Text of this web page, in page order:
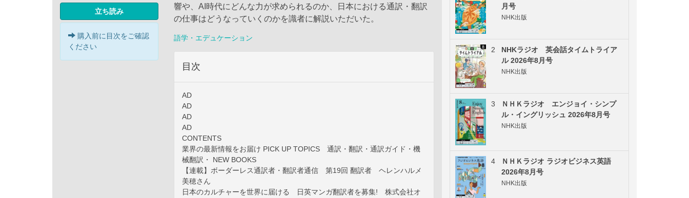
立ち読み
購入前に目次をご確認
ください
響や、AI時代にどんな力が求められるのか、日本における通訳・翻訳
の仕事はどうなっていくのかを識者に解説いただいた。
語学・エデュケーション
目次
AD
AD
AD
AD
CONTENTS
業界の最新情報をお届け PICK UP TOPICS 通訳・翻訳・通訳ガイド・機
械翻訳・ NEW BOOKS
【連載】ボーダーレス通訳者・翻訳者通信 第19回 翻訳者 ヘレンハルメ
美穂さん
日本のカルチャーを世界に届ける 日英マンガ翻訳者を募集! 株式会社オ
月号
NHK出版
2
NHKラジオ 英会話タイムトライア
ル 2026年8月号
NHK出版
3
ＮＨＫラジオ エンジョイ・シンプ
ル・イングリッシュ 2026年8月号
NHK出版
4
ＮＨＫラジオ ラジオビジネス英語
2026年8月号
NHK出版